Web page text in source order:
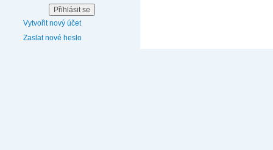
Vytvořit nový účet
Zaslat nové heslo